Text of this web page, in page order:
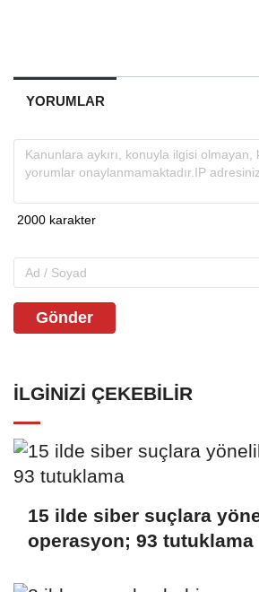
YORUMLAR
Gönder
İLGINIZI ÇEKEBILIR
15 ilde siber suçlara
operasyon; 93 tutuklama